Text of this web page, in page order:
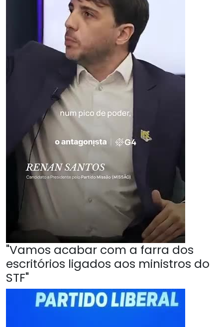
"Vamos acabar com a farra dos
escritórios ligados aos ministros do
STF"